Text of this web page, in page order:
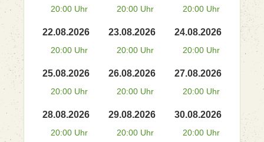
20:00 Uhr 20:00 Uhr 20:00 Uhr
22.08.2026
20:00 Uhr
23.08.2026
20:00 Uhr
24.08.2026
20:00 Uhr
25.08.2026
20:00 Uhr
26.08.2026
20:00 Uhr
27.08.2026
20:00 Uhr
28.08.2026
20:00 Uhr
29.08.2026
20:00 Uhr
30.08.2026
20:00 Uhr